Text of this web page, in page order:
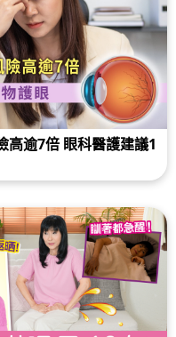
高逾7倍 眼科醫護建議1